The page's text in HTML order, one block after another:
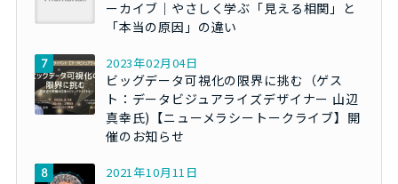
ーカイブ｜やさしく学ぶ「見える相関」と
「本当の原因」の違い
2023年02月04日
ビッグデータ可視化の限界に挑む（ゲス
ト：データビジュアライズデザイナー 山辺
真幸氏)【ニューメラシートークライブ】開
催のお知らせ
2021年10月11日